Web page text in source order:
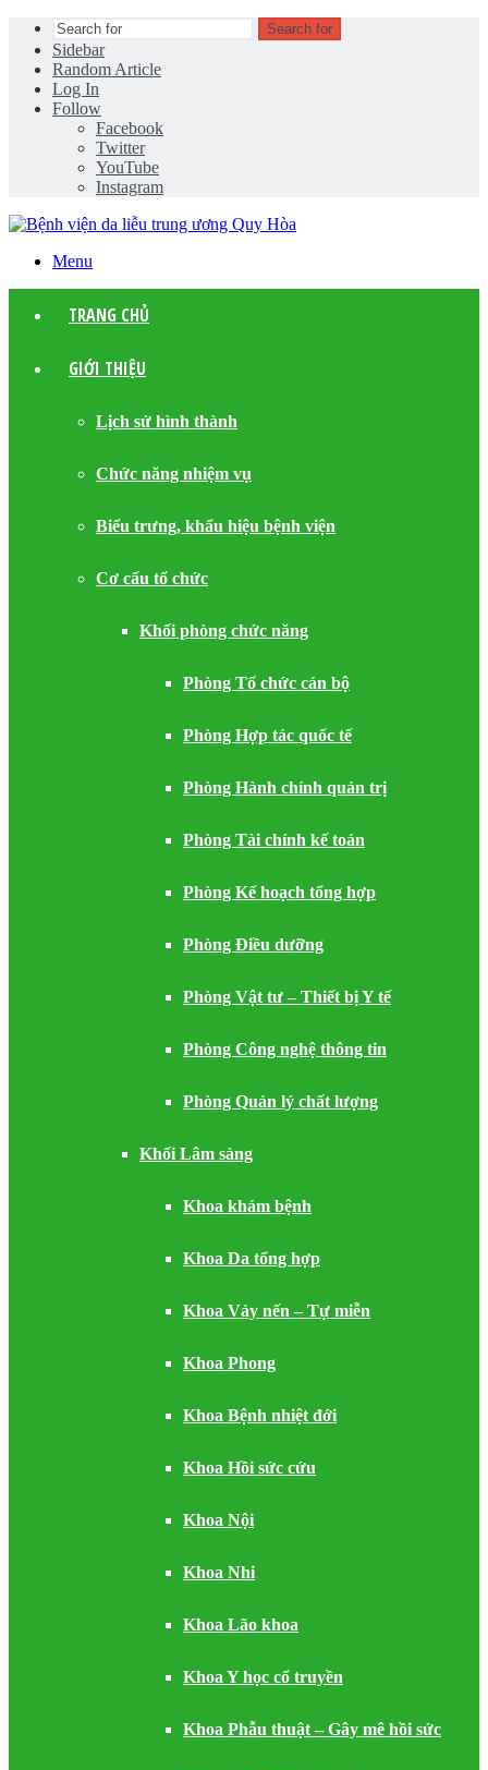
Search for
Sidebar
Random Article
Log In
Follow
Facebook
Twitter
YouTube
Instagram
Menu
TRANG CHỦ
GIỚI THIỆU
Lịch sử hình thành
Chức năng nhiệm vụ
Biểu trưng, khẩu hiệu bệnh viện
Cơ cấu tổ chức
Khối phòng chức năng
Phòng Tổ chức cán bộ
Phòng Hợp tác quốc tế
Phòng Hành chính quản trị
Phòng Tài chính kế toán
Phòng Kế hoạch tổng hợp
Phòng Điều dưỡng
Phòng Vật tư – Thiết bị Y tế
Phòng Công nghệ thông tin
Phòng Quản lý chất lượng
Khối Lâm sàng
Khoa khám bệnh
Khoa Da tổng hợp
Khoa Vảy nến – Tự miễn
Khoa Phong
Khoa Bệnh nhiệt đới
Khoa Hồi sức cứu
Khoa Nội
Khoa Nhi
Khoa Lão khoa
Khoa Y học cổ truyền
Khoa Phẫu thuật – Gây mê hồi sức